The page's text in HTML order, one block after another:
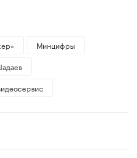
Минцифры